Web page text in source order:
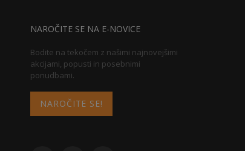
NAROČITE SE NA E-NOVICE
Bodite na tekočem z našimi najnovejšimi
akcijami, popusti in posebnimi
ponudbami.
NAROČITE SE!